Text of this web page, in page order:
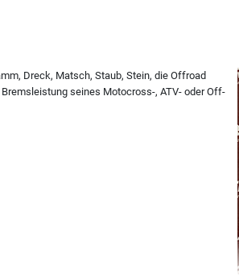
Dreck, Matsch, Staub, Stein, die Offroad
seines Motocross-, ATV- oder Off-